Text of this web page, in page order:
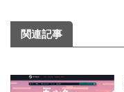
関連記事